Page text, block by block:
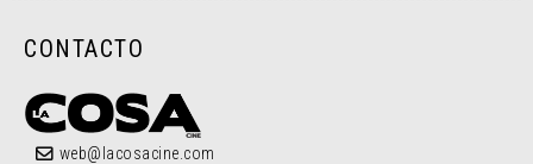
CONTACTO
web@lacosacine.com